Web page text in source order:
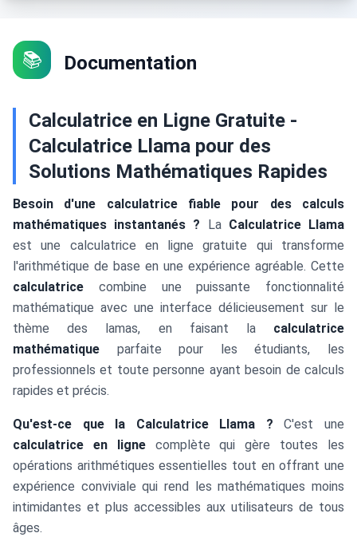
📚 Documentation
Calculatrice en Ligne Gratuite -
Calculatrice Llama pour des
Solutions Mathématiques Rapides
Besoin d'une calculatrice fiable pour des calculs
mathématiques instantanés ? La Calculatrice Llama
est une calculatrice en ligne gratuite qui transforme
l'arithmétique de base en une expérience agréable. Cette
calculatrice combine une puissante fonctionnalité
mathématique avec une interface délicieusement sur le
thème des lamas, en faisant la calculatrice
mathématique parfaite pour les étudiants, les
professionnels et toute personne ayant besoin de calculs
rapides et précis.
Qu'est-ce que la Calculatrice Llama ? C'est une
calculatrice en lignecomplète qui gère toutes les
opérations arithmétiques essentielles tout en offrant une
expérience conviviale qui rend les mathématiques moins
intimidantes et plus accessibles aux utilisateurs de tous
âges.